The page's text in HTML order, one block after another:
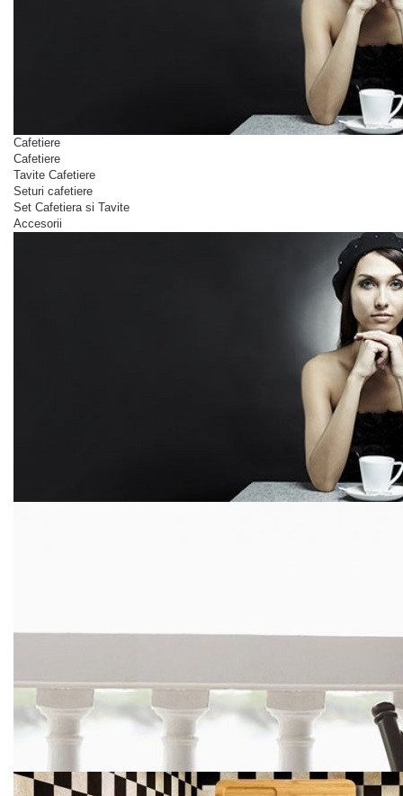
Cafetiere
Cafetiere
Tavite Cafetiere
Seturi cafetiere
Set Cafetiera si Tavite
Accesorii